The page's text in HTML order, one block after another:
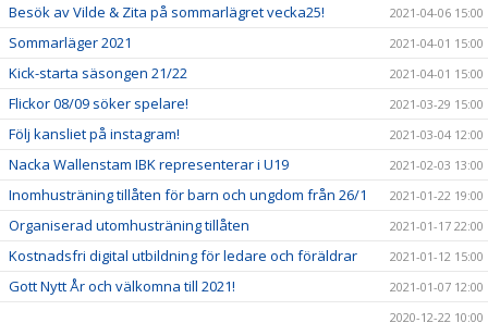
Besök av Vilde & Zita på sommarlägret vecka25! 2021-04-06 15:00
Sommarläger 2021 2021-04-01 15:00
Kick-starta säsongen 21/22 2021-04-01 15:00
Flickor 08/09 söker spelare! 2021-03-29 15:00
Följ kansliet på instagram! 2021-03-04 12:00
Nacka Wallenstam IBK representerar i U19 2021-02-03 13:00
Inomhusträning tillåten för barn och ungdom från 26/1 2021-01-22 19:00
Organiserad utomhusträning tillåten 2021-01-17 22:00
Kostnadsfri digital utbildning för ledare och föräldrar 2021-01-12 15:00
Gott Nytt År och välkomna till 2021!
2021-01-07 12:00
2020-12-22 10:00